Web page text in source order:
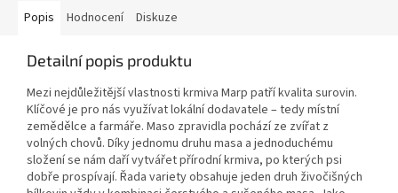
Popis Hodnocení Diskuze
Detailní popis produktu
Mezi nejdůležitější vlastnosti krmiva Marp patří kvalita surovin.
Klíčové je pro nás využívat lokální dodavatele – tedy místní
zemědělce a farmáře. Maso zpravidla pochází ze zvířat z
volných chovů. Díky jednomu druhu masa a jednoduchému
složení se nám daří vytvářet přírodní krmiva, po kterých psi
dobře prospívají. Řada variety obsahuje jeden druh živočišných